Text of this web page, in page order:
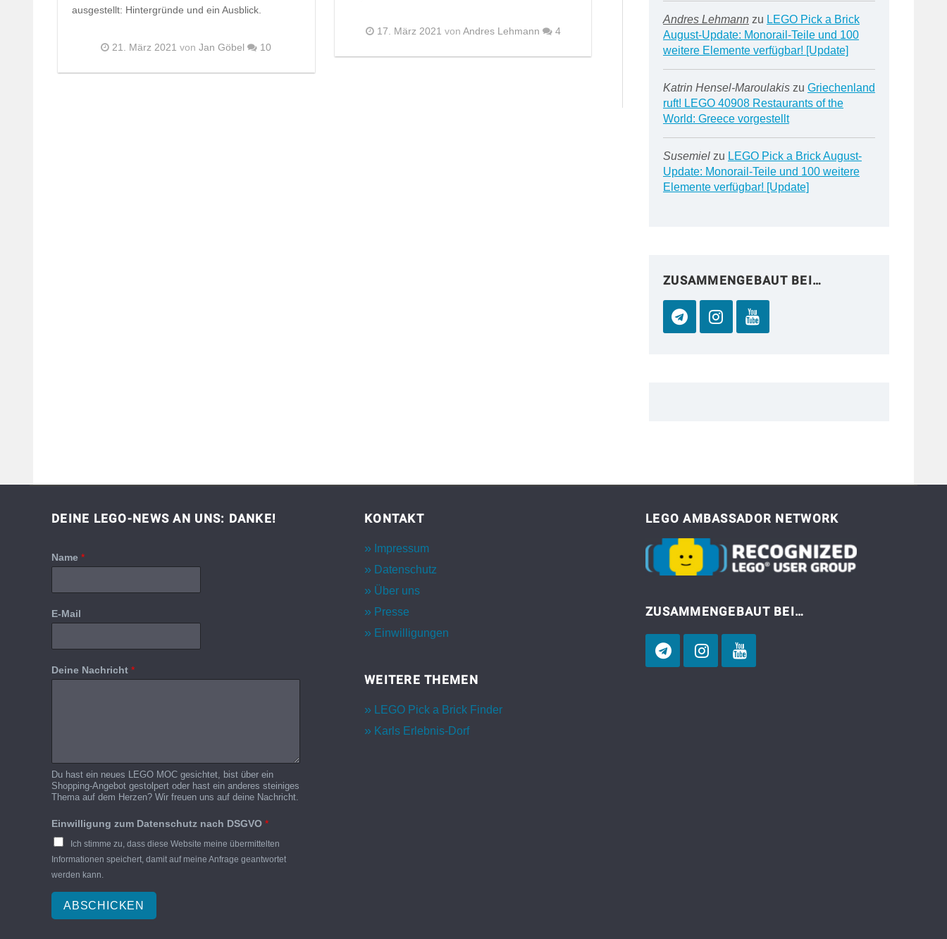
ausgestellt: Hintergründe und ein Ausblick.
21. März 2021 vonJan Göbel 10
17. März 2021 von Andres Lehmann 4
Andres Lehmannzu LEGO Pick a Brick
August-Update: Monorail-Teile und 100
weitere Elemente verfügbar! [Update]
Katrin Hensel-Maroulakiszu Griechenland
ruft! LEGO 40908 Restaurants of the
World: Greece vorgestellt
Susemielzu LEGO Pick a Brick August-
Update: Monorail-Teile und 100 weitere
Elemente verfügbar! [Update]
ZUSAMMENGEBAUT BEI…
DEINE LEGO-NEWS AN UNS: DANKE!
Name *
E-Mail
Deine Nachricht *
Du hast ein neues LEGO MOC gesichtet, bist über ein
Shopping-Angebot gestolpert oder hast ein anderes steiniges
Thema auf dem Herzen? Wir freuen uns auf deine Nachricht.
Einwilligung zum Datenschutz nach DSGVO *
Ich stimme zu, dass diese Website meine übermittelten
Informationen speichert, damit auf meine Anfrage geantwortet
werden kann.
ABSCHICKEN
KONTAKT
Impressum
Datenschutz
Über uns
Presse
Einwilligungen
WEITERE THEMEN
LEGO Pick a Brick Finder
Karls Erlebnis-Dorf
LEGO AMBASSADOR NETWORK
ZUSAMMENGEBAUT BEI…